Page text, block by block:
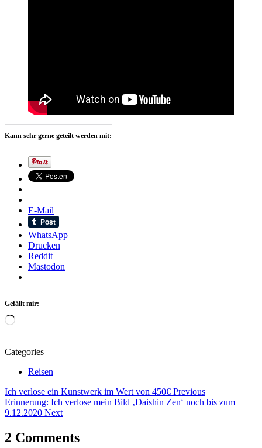
Kann sehr gerne geteilt werden mit:
E-Mail
WhatsApp
Drucken
Reddit
Mastodon
Gefällt mir:
Wird
Categories
Reisen
Tags
Art
Erinnerungen
Beitragsnavigation
Ich verlose ein Kunstwerk im Wert von 450€ Previous
Erinnerung: Ich verlose mein Bild ‚Daishin Zen‘ noch bis zum
9.12.2020 Next
2 Comments